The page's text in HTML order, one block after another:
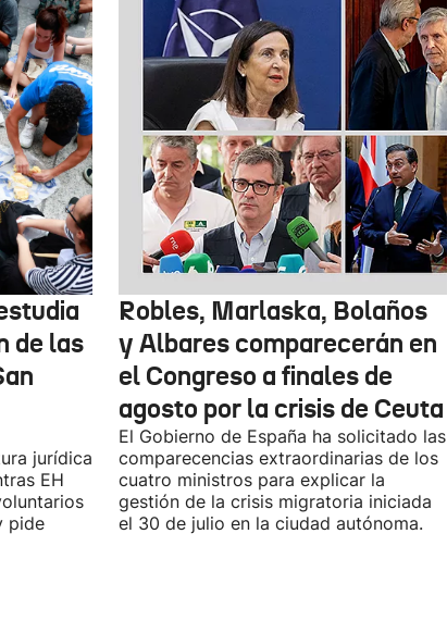
de las
jurídica
EH
pide
Robles, Marlaska, Bolaños
y Albares comparecerán en
el Congreso a finales de
agosto por la crisis de Ceuta
El Gobierno de España ha solicitado las
comparecencias extraordinarias de los
cuatro ministros para explicar la
gestión de la crisis migratoria iniciada
el 30 de julio en la ciudad autónoma.